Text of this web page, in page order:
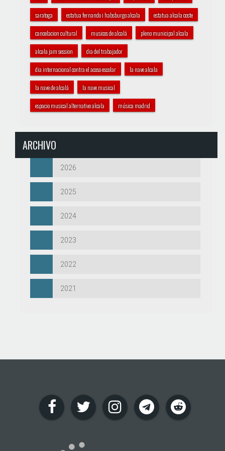
saratoga estatua fernando i habsburgo alcala estatua alcala coste
cancelacion cultural musicos de alcalá pleno municipal alcala
alcala jam session dia del trabajador
dia internacional contra el acoso escolar la nave alcala
la nave de alcalá la nave musical
espacio musical alternativo alcala música madrid
ARCHIVO
2026
2025
2024
2023
2022
2021